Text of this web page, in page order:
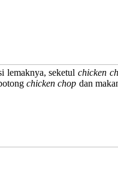
lemaknya, seketul chicken
chicken chop dan